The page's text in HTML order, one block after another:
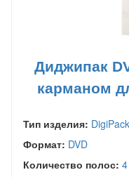
Диджипак
карманом
Тип изделия:
Формат: DVD
Количество полос: